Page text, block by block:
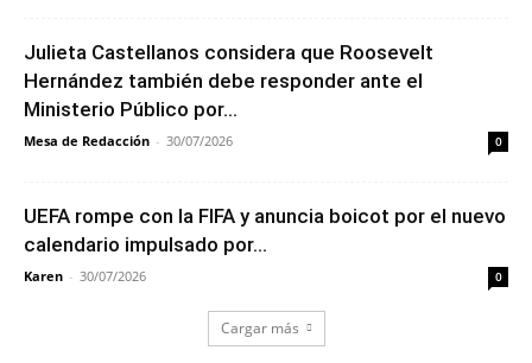
Julieta Castellanos considera que Roosevelt
Hernández también debe responder ante el
Ministerio Público por...
Mesa de Redacción - 30/07/2026 0
UEFA rompe con la FIFA y anuncia boicot por el nuevo
calendario impulsado por...
Karen - 30/07/2026 0
Cargar más